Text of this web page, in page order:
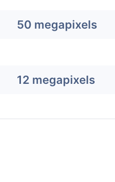
50 megapixels
12 megapixels